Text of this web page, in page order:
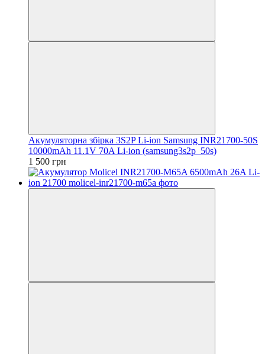
Акумуляторна збірка 3S2P Li-ion Samsung INR21700-50S
10000mAh 11.1V 70A Li-ion (samsung3s2p_50s)
1 500 грн